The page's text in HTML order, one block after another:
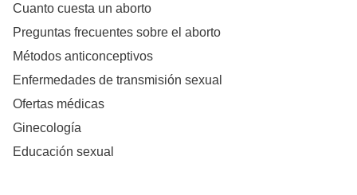
Cuanto cuesta un aborto
Preguntas frecuentes sobre el aborto
Métodos anticonceptivos
Enfermedades de transmisión sexual
Ofertas médicas
Ginecología
Educación sexual